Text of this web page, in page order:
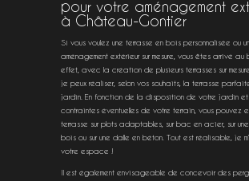
pour votre aménagement
à Château-Gontier
Si vous voulez une terrasse en bois personnalisée ou un
aménagement extérieur sur mesure, vous êtes arrivé au
effet, avec la création de plusieurs terrasses sur
je peux réaliser, selon vos souhaits, la terrasse
jardin. En fonction de la disposition de votre jardin
contraintes éventuelles de votre terrain, vous pouvez
terrasse sur plots adaptables, sur bac en acier, sur une
bois ou sur une dalle en béton. Tout est réalisable, je
votre espace !
Il est également envisageable de concevoir des